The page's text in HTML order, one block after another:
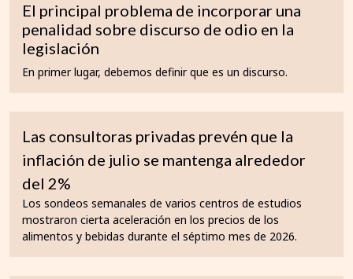
El principal problema de incorporar una
penalidad sobre discurso de odio en la
legislación
En primer lugar, debemos definir que es un discurso.
Las consultoras privadas prevén que la
inflación de julio se mantenga alrededor
del 2%
Los sondeos semanales de varios centros de estudios
mostraron cierta aceleración en los precios de los
alimentos y bebidas durante el séptimo mes de 2026.